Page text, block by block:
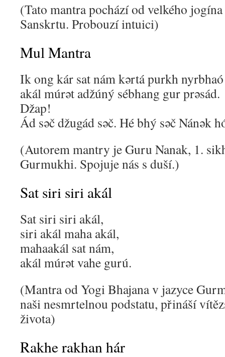
(Tato mantra pochází od velkého
Sanskrtu. Probouzí intuici)
Mul Mantra
Ik ong kár sat nám kərtá purkh
akál múrət adžúný sébhang gur prəsád.
Džap!
Ád səč džugád səč. Hé bhý səč Nánək
(Autorem mantry je Guru Nanak, 1.
Gurmukhi. Spojuje nás s duší.)
Sat siri siri akál
Sat siri siri akál,
siri akál maha akál,
mahaakál sat nám,
akál múrət vahe gurú.
(Mantra od Yogi Bhajana v jazyce
naši nesmrtelnou podstatu, přináší
života)
Rakhe rakhan hár